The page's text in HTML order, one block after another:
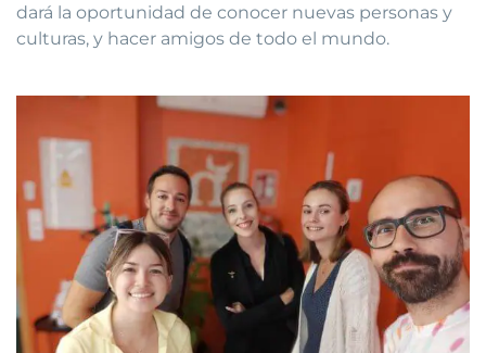
dará la oportunidad de conocer nuevas personas y
culturas, y hacer amigos de todo el mundo.